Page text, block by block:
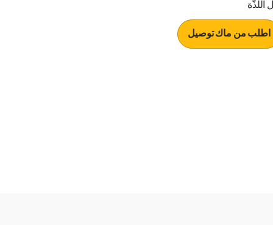
اللذّة
اطلب من ماك توصيل